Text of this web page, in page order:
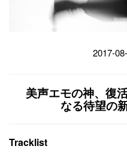
2017-
美声エモの神、復
なる待望の
Tracklist